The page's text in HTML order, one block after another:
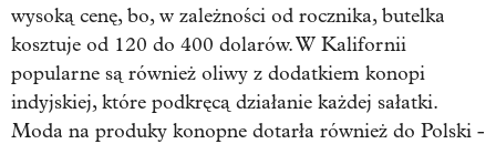
wysoką cenę, bo, w zależności od rocznika, butelka
kosztuje od 120 do 400 dolarów. W Kalifornii
popularne są również oliwy z dodatkiem konopi
indyjskiej, które podkręcą działanie każdej sałatki.
Moda na produky konopne dotarła również do Polski -